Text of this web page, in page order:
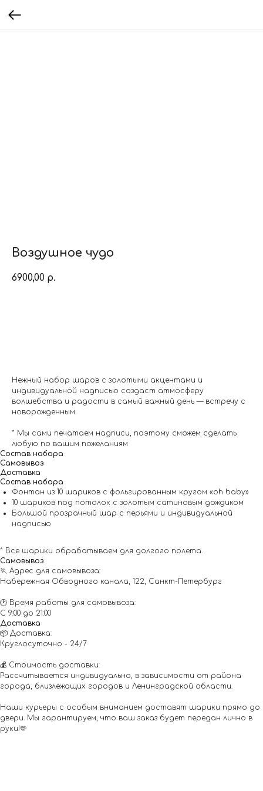
Воздушное чудо
6900,00 р.
Нежный набор шаров с золотыми акцентами и
индивидуальной надписью создаст атмосферу
волшебства и радости в самый важный день — встречу с
новорожденным.
* Мы сами печатаем надписи, поэтому сможем сделать
любую по вашим пожеланиям
Состав набора
Самовывоз
Доставка
Состав набора
Фонтан из 10 шариков с фольгированным кругом «oh baby»
10 шариков под потолок с золотым сатиновым дождиком
Большой прозрачный шар с перьями и индивидуальной
надписью
* Все шарики обрабатываем для долгого полета.
Самовывоз
🏃 Адрес для самовывоза:
Набережная Обводного канала, 122, Санкт-Петербург
🕐 Время работы для самовывоза:
С 9:00 до 21:00
Доставка
📦 Доставка:
Круглосуточно - 24/7
💰 Стоимость доставки:
Рассчитывается индивидуально, в зависимости от района
города, близлежащих городов и Ленинградской области.
Наши курьеры с особым вниманием доставят шарики прямо до
двери. Мы гарантируем, что ваш заказ будет передан лично в
руки!🫶